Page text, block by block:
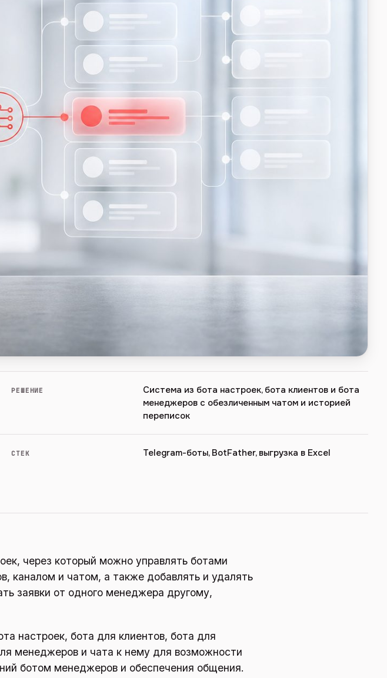
РЕШЕНИЕ
Система из бота настроек, бота клиентов и бота
менеджеров с обезличенным чатом и историей
переписок
СТЕК Telegram-боты, BotFather, выгрузка в Excel
через который можно управлять ботами
каналом и чатом, а также добавлять и удалять
заявки от одного менеджера другому,
настроек, бота для клиентов, бота для
менеджеров и чата к нему для возможности
ботом менеджеров и обеспечения общения.